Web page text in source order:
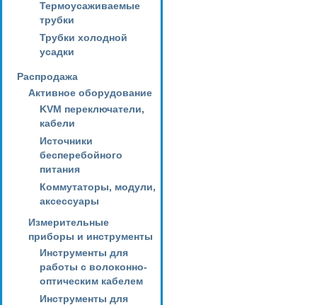
Термоусаживаемые
трубки
Трубки холодной
усадки
Распродажа
Активное оборудование
KVM переключатели,
кабели
Источники
бесперебойного
питания
Коммутаторы, модули,
аксессуары
Измерительные
приборы и инструменты
Инструменты для
работы с волоконно-
оптическим кабелем
Инструменты для